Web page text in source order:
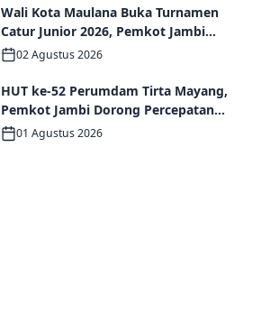
Wali Kota Maulana Buka Turnamen
Catur Junior 2026, Pemkot Jambi
Siapkan Fasilitas Olahraga Baru untuk
02 Agustus 2026
HUT ke-52 Perumdam Tirta Mayang,
Pemkot Jambi Dorong Percepatan
Perbaikan Jaringan dan Layanan
Pelanggan
01 Agustus 2026